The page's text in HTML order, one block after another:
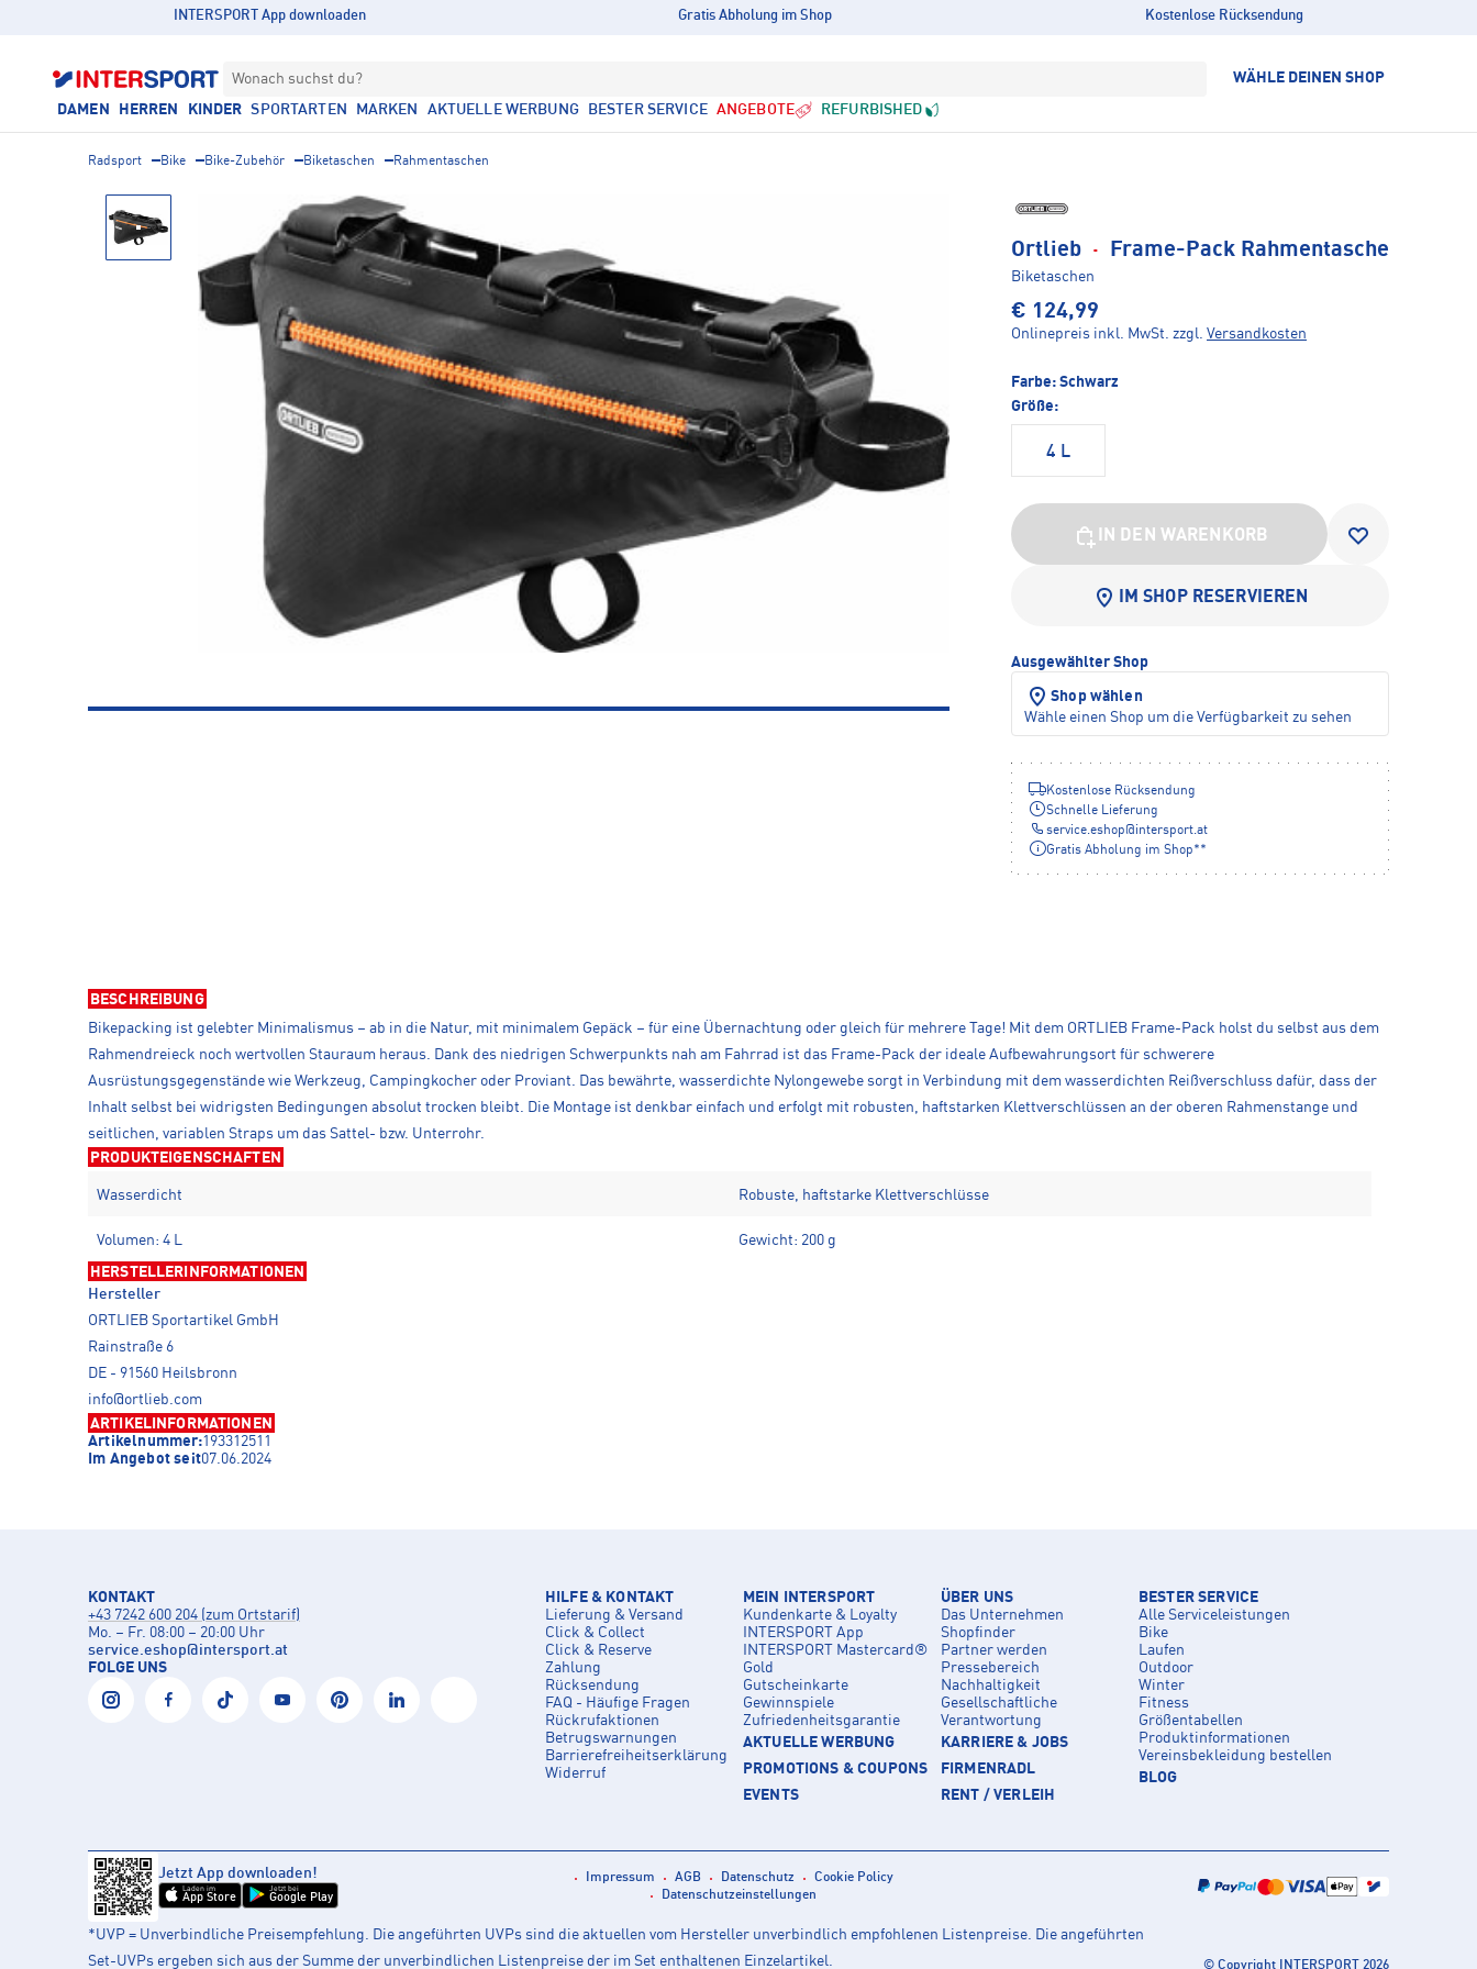
INTERSPORT App downloaden Gratis Abholung im Shop Kostenlose Rücksendung
Wonach suchst du? WÄHLE DEINEN SHOP
DAMEN HERREN KINDER SPORTARTEN MARKEN AKTUELLE WERBUNG BESTER SERVICE ANGEBOTE REFURBISHED
Radsport Bike Bike-Zubehör Biketaschen Rahmentaschen
Ortlieb · Frame-Pack Rahmentasche
Biketaschen
€ 124,99
Onlinepreis inkl. MwSt. zzgl. Versandkosten
Farbe: Schwarz
Größe:
4 L
IN DEN WARENKORB
IM SHOP RESERVIEREN
Ausgewählter Shop
Shop wählen
Wähle einen Shop um die Verfügbarkeit zu sehen
Kostenlose Rücksendung
Schnelle Lieferung
service.eshop@intersport.at
Gratis Abholung im Shop**
BESCHREIBUNG
Bikepacking ist gelebter Minimalismus – ab in die Natur, mit minimalem Gepäck – für eine Übernachtung oder gleich für mehrere Tage! Mit dem ORTLIEB Frame-Pack holst du selbst aus dem
Rahmendreieck noch wertvollen Stauraum heraus. Dank des niedrigen Schwerpunkts nah am Fahrrad ist das Frame-Pack der ideale Aufbewahrungsort für schwerere
Ausrüstungsgegenstände wie Werkzeug, Campingkocher oder Proviant. Das bewährte, wasserdichte Nylongewebe sorgt in Verbindung mit dem wasserdichten Reißverschluss dafür, dass der
Inhalt selbst bei widrigsten Bedingungen absolut trocken bleibt. Die Montage ist denkbar einfach und erfolgt mit robusten, haftstarken Klettverschlüssen an der oberen Rahmenstange und
seitlichen, variablen Straps um das Sattel- bzw. Unterrohr.
PRODUKTEIGENSCHAFTEN
Wasserdicht Robuste, haftstarke Klettverschlüsse
Volumen: 4 L Gewicht: 200 g
HERSTELLERINFORMATIONEN
Hersteller
ORTLIEB Sportartikel GmbH
Rainstraße 6
DE - 91560 Heilsbronn
info@ortlieb.com
ARTIKELINFORMATIONEN
Artikelnummer:193312511
Im Angebot seit07.06.2024
KONTAKT
+43 7242 600 204 (zum Ortstarif)
Mo. – Fr. 08:00 – 20:00 Uhr
service.eshop@intersport.at
FOLGE UNS
HILFE & KONTAKT
Lieferung & Versand
Click & Collect
Click & Reserve
Zahlung
Rücksendung
FAQ - Häufige Fragen
Rückrufaktionen
Betrugswarnungen
Barrierefreiheitserklärung
Widerruf
MEIN INTERSPORT
Kundenkarte & Loyalty
INTERSPORT App
INTERSPORT Mastercard®
Gold
Gutscheinkarte
Gewinnspiele
Zufriedenheitsgarantie
AKTUELLE WERBUNG
PROMOTIONS & COUPONS
EVENTS
ÜBER UNS
Das Unternehmen
Shopfinder
Partner werden
Pressebereich
Nachhaltigkeit
Gesellschaftliche
Verantwortung
KARRIERE & JOBS
FIRMENRADL
RENT / VERLEIH
BESTER SERVICE
Alle Serviceleistungen
Bike
Laufen
Outdoor
Winter
Fitness
Größentabellen
Produktinformationen
Vereinsbekleidung bestellen
BLOG
Jetzt App downloaden!
Laden im
App Store
Jetzt bei
Google Play
Impressum AGB Datenschutz
Cookie Policy
Datenschutzeinstellungen
*UVP = Unverbindliche Preisempfehlung. Die angeführten UVPs sind die aktuellen vom Hersteller unverbindlich empfohlenen Listenpreise. Die angeführten
Set-UVPs ergeben sich aus der Summe der unverbindlichen Listenpreise der im Set enthaltenen Einzelartikel.
© Copyright INTERSPORT 2026